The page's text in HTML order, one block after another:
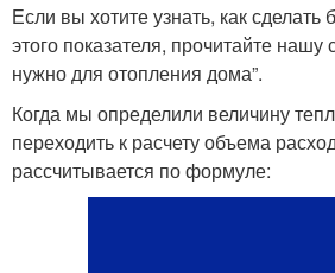
Если вы хотите узнать, как сделать
этого показателя, прочитайте нашу
нужно для отопления дома”.
Когда мы определили величину
переходить к расчету объема
рассчитывается по формуле: